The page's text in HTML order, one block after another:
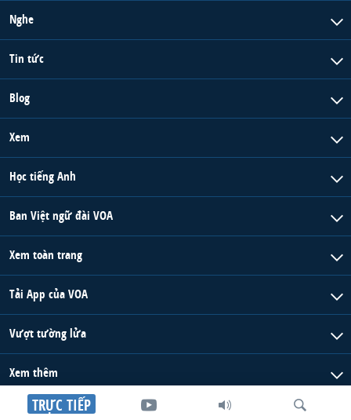
TRỰC TIẾP
Nghe
Tin tức
Blog
Xem
Học tiếng Anh
Ban Việt ngữ đài VOA
Xem toàn trang
Tải App của VOA
Vượt tường lửa
Xem thêm